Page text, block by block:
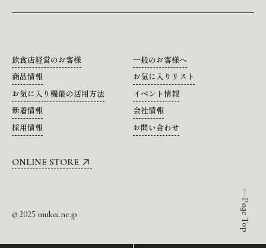
Page Top
飲食店経営のお客様
一般のお客様へ
商品情報
お気に入りリスト
お気に入り機能の活用方法
イベント情報
新着情報
会社情報
採用情報
お問い合わせ
ONLINE STORE
© 2025 mukai.ne.jp